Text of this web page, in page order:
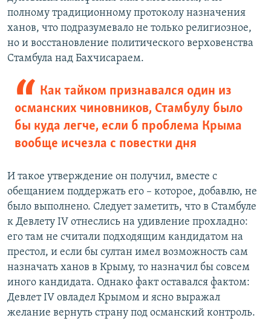
полному традиционному протоколу назначения
ханов, что подразумевало не только религиозное,
но и восстановление политического верховенства
Стамбула над Бахчисараем.
Как тайком признавался один из
османских чиновников, Стамбулу было
бы куда легче, если б проблема Крыма
вообще исчезла с повестки дня
И такое утверждение он получил, вместе с
обещанием поддержать его – которое, добавлю, не
было выполнено. Следует заметить, что в Стамбуле
к Девлету IV отнеслись на удивление прохладно:
его там не считали подходящим кандидатом на
престол, и если бы султан имел возможность сам
назначать ханов в Крыму, то назначил бы совсем
иного кандидата. Однако факт оставался фактом:
Девлет IV овладел Крымом и ясно выражал
желание вернуть страну под османский контроль.